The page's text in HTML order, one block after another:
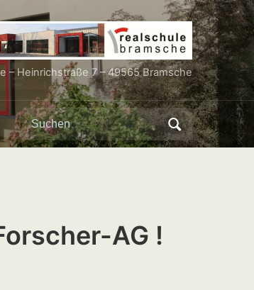
– Heinrichstraße 7 – 49565 Bramsche
Search
for:
AG !